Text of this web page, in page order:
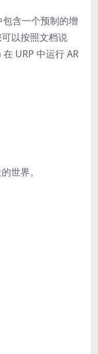
含一个预制的增
以按照文档说
URP 中运行 AR
世界。